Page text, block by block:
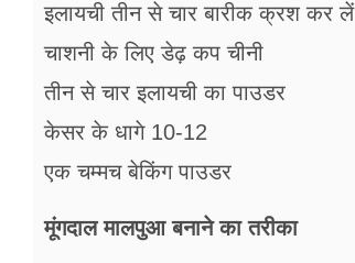
इलायची तीन से चार बारीक क्रश कर लें
चाशनी के लिए डेढ़ कप चीनी
तीन से चार इलायची का पाउडर
केसर के धागे 10-12
एक चम्मच बेकिंग पाउडर
मूंगदाल मालपुआ बनाने का तरीका